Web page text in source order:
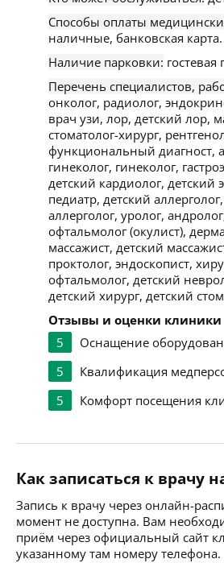
Способы оплаты
наличные, банковская карта.
Наличие парковки: гостевая
Перечень специалистов,
онколог, радиолог,
врач узи, лор, детский лор,
стоматолог-хирург,
функциональный диагност,
гинеколог, гинеколог,
детский кардиолог, детский
педиатр, детский
аллерголог, уролог,
офтальмолог (окулист),
массажист, детский
проктолог, эндоскопист,
офтальмолог, детский
детский хирург, детский
Отзывы и оценки клиники
5
Оснащение
5
Квалификация
5
Комфорт посещения
Как записаться к врачу
Запись к врачу через онлайн-
момент не доступна. Вам
приём через официальный сайт
указанному там номеру телефона.